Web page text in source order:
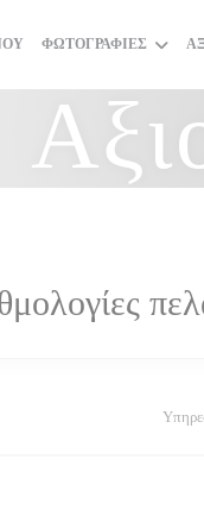
ΦΩΤΟΓΡΑΦΊΕΣ